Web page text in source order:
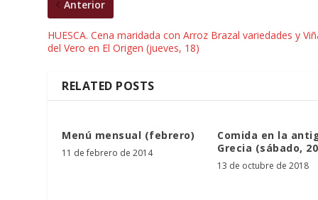
Anterior
HUESCA. Cena maridada con Arroz Brazal variedades y
del Vero en El Origen (jueves, 18)
RELATED POSTS
Menú mensual (febrero)
11 de febrero de 2014
Comida en la
Grecia (sábado,
13 de octubre de 2018